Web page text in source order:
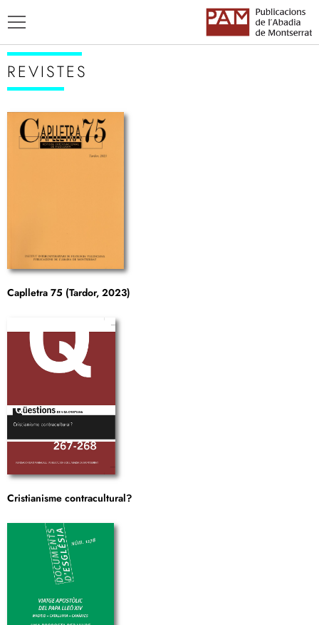
TÍTOLS
REVISTES
Caplletra 75 (Tardor, 2023)
Cristianisme contracultural?